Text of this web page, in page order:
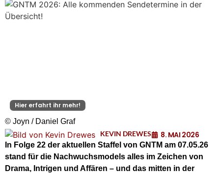
Hier erfahrt ihr mehr!
© Joyn / Daniel Graf
KEVIN DREWES
8. MAI 2026
In Folge 22 der aktuellen Staffel von GNTM am 07.05.26
stand für die Nachwuchsmodels alles im Zeichen von
Drama, Intrigen und Affären – und das mitten in der